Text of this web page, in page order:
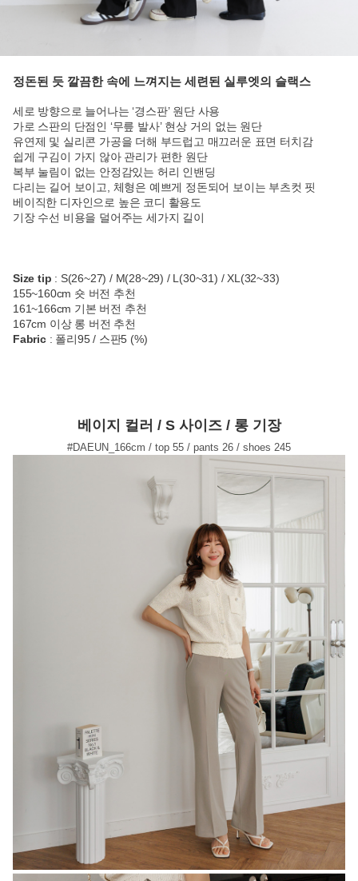
정돈된 듯 깔끔한 속에 느껴지는 세련된 실루엣의 슬랙스
세로 방향으로 늘어나는 ‘경스판’ 원단 사용
가로 스판의 단점인 ‘무릎 발사’ 현상 거의 없는 원단
유연제 및 실리콘 가공을 더해 부드럽고 매끄러운 표면 터치감
쉽게 구김이 가지 않아 관리가 편한 원단
복부 눌림이 없는 안정감있는 허리 인밴딩
다리는 길어 보이고, 체형은 예쁘게 정돈되어 보이는 부츠컷 핏
베이직한 디자인으로 높은 코디 활용도
기장 수선 비용을 덜어주는 세가지 길이
Size tip : S(26~27) / M(28~29) / L(30~31) / XL(32~33)
155~160cm 숏 버전 추천
161~166cm 기본 버전 추천
167cm 이상 롱 버전 추천
Fabric: 폴리95 / 스판5 (%)
베이지 컬러 / S 사이즈 / 롱 기장
#DAEUN_166cm / top 55 / pants 26 / shoes 245